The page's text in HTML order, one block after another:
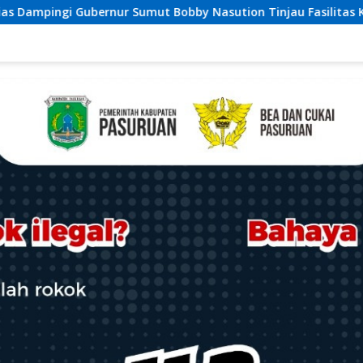
Nasution Tinjau Fasilitas Kesehatan dan Budidaya